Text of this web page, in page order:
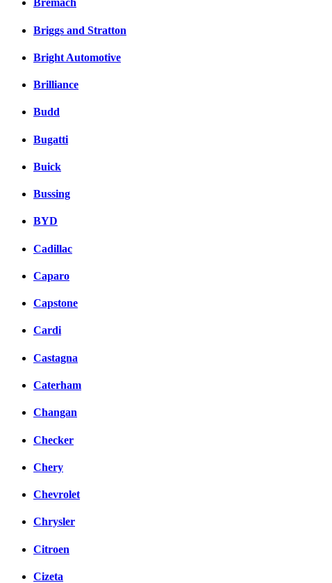
Bremach
Briggs and Stratton
Bright Automotive
Brilliance
Budd
Bugatti
Buick
Bussing
BYD
Cadillac
Caparo
Capstone
Cardi
Castagna
Caterham
Changan
Checker
Chery
Chevrolet
Chrysler
Citroen
Cizeta